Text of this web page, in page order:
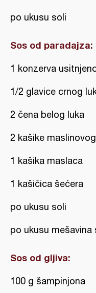
po ukusu soli
Sos od paradajza:
1 konzerva
1/2 glavice crnog
2 čena belog luka
2 kašike
1 kašika maslaca
1 kašičica šećera
po ukusu soli
po ukusu mešavina
Sos od gljiva:
100 g šampinjona